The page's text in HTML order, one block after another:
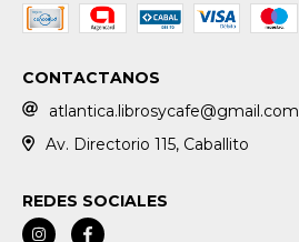
CONTACTANOS
atlantica.librosycafe@gmail.com
Av. Directorio 115, Caballito
REDES SOCIALES